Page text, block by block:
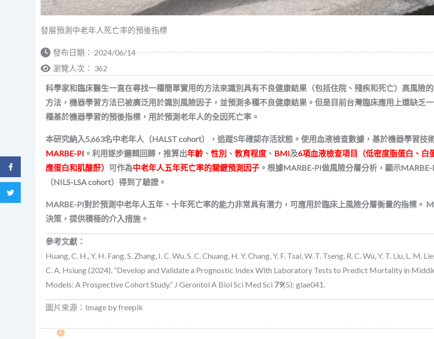
發展預測中老年人死亡率的預後指標
發布日期： 2024/06/14
瀏覽人次： 362
科學家和臨床醫生一直在尋找一種簡單實用的方法來識別具有不良健康結果（包括住院、殘疾和死亡）高風險
方法，機器學習方法已被廣泛用於識別風險因子，並預測多種不良健康結果。但是目前台灣臨床應用上還缺乏
種基於機器學習的預後指標，用於預測老年人的全因死亡率。
本研究納入5,663名中老年人（HALST cohort），追蹤5年確認存活狀態。使用血液檢查數據，基於機器學習技
MARBE-PI 。利用逐步邏輯回歸，推算出年齡 、 性別 、 教育程度 、 BMI及6項血液檢查項目（低密度脂蛋白、白
應蛋白和肌酸酐） 可作為中老年人五年死亡率的關鍵預測因子 。根據MARBE-PI做風險分層分析，顯示
（NILS-LSA cohort）得到了驗證。
MARBE-PI對於預測中老年人五年、十年死亡率的能力非常具有潛力，可應用於臨床上風險分層衡量的指標。
決策，提供積極的介入措施。
參考文獻：
Huang, C. H., Y. H. Fang, S. Zhang, I. C. Wu, S. C. Chuang, H. Y. Chang, Y. F. Tsai, W. T. Tseng, R. C. Wu, Y. T. Liu, L. M.
C. A. Hsiung (2024). “Develop and Validate a Prognostic Index With Laboratory Tests to Predict Mortality in
Models: A Prospective Cohort Study.” J Gerontol A Biol Sci Med Sci 79(5): glae041.
圖片來源： Image by freepik
分享到 Facebook